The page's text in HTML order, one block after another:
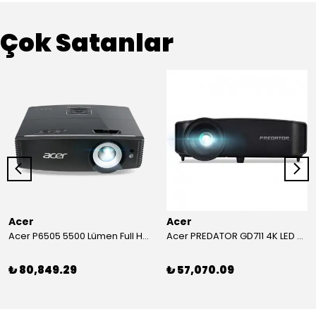
Çok Satanlar
Acer
Acer P6505 5500 Lümen Full HD Toplantı Odası Projeksiyonu
₺ 80,849.29
Acer
Acer PREDATOR GD711 4K LED Projeksiyon
₺ 57,070.09